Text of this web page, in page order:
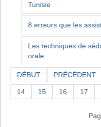
Tunisie
8 erreurs que les
Les techniques de
orale
DÉBUT PRÉCÉDENT
14 15 16 17